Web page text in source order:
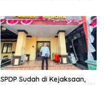
SPDP Sudah di Kejaksaan,